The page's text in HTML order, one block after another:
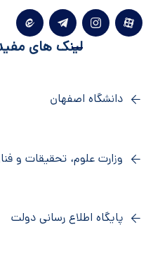
لینک های
دانشگاه اصفهان
وزارت علوم، تحقیقات و
پایگاه اطلاع رسانی دولت